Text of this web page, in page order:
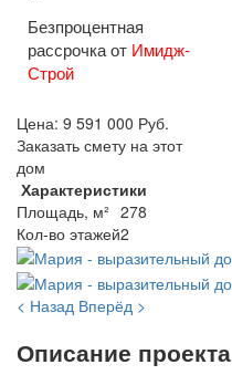
Безпроцентная
рассрочка от Имидж-
Строй
Цена: 9 591 000 Руб.
Заказать смету на этот
дом
Характеристики
Площадь, м² 278
Кол-во этажей2
< Назад Вперёд >
Описание проекта